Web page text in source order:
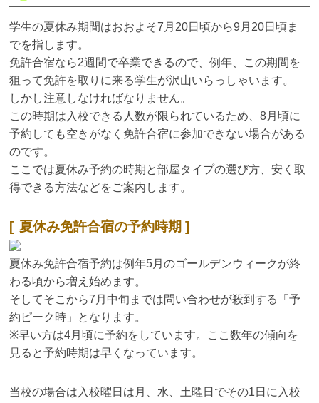
学生の夏休み期間はおおよそ7月20日頃から9月20日頃ま
でを指します。
免許合宿なら2週間で卒業できるので、例年、この期間を
狙って免許を取りに来る学生が沢山いらっしゃいます。
しかし注意しなければなりません。
この時期は入校できる人数が限られているため、8月頃に
予約しても空きがなく免許合宿に参加できない場合がある
のです。
ここでは夏休み予約の時期と部屋タイプの選び方、安く取
得できる方法などをご案内します。
夏休み免許合宿の予約時期
夏休み免許合宿予約は例年5月のゴールデンウィークが終
わる頃から増え始めます。
そしてそこから7月中旬までは問い合わせが殺到する「予
約ピーク時」となります。
※早い方は4月頃に予約をしています。ここ数年の傾向を
見ると予約時期は早くなっています。
当校の場合は入校曜日は月、水、土曜日でその1日に入校